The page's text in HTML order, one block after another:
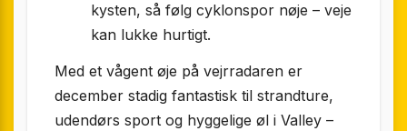
kysten, så følg cyklon­spor nøje – veje
kan lukke hurtigt.
Med et vågent øje på vejrradaren er
december stadig fantastisk til strandture,
udendørs sport og hyggelige øl i Valley –